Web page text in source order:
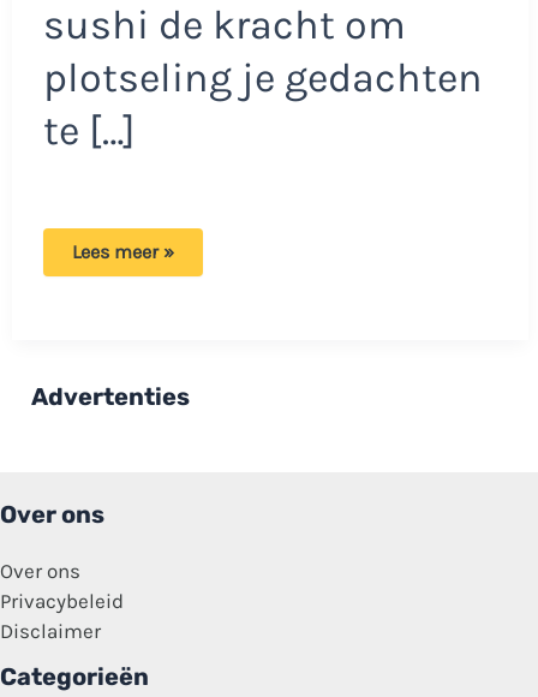
sushi de kracht om
plotseling je gedachten
te […]
Ellie
tijdens
het
Lees meer »
Advertenties
Over ons
Over ons
Privacybeleid
Disclaimer
Categorieën